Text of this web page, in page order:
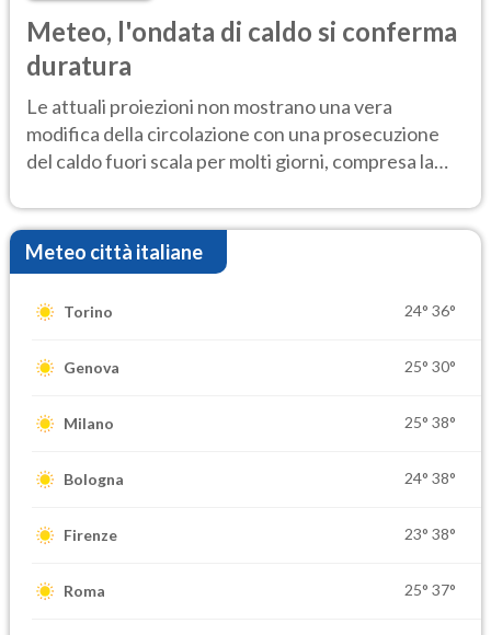
Meteo, l'ondata di caldo si conferma
duratura
Le attuali proiezioni non mostrano una vera
modifica della circolazione con una prosecuzione
del caldo fuori scala per molti giorni, compresa la
Meteo città italiane
Torino 24° 36°
Genova 25° 30°
Milano 25° 38°
Bologna 24° 38°
Firenze 23° 38°
Roma 25° 37°